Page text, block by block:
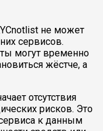
не может
сервисов.
могут временно
жёстче, а
отсутствия
рисков. Это
к данным